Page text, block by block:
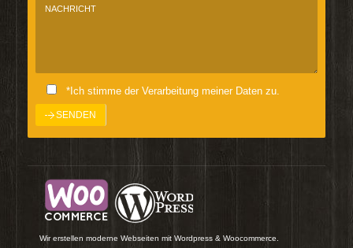
*Ich stimme der Verarbeitung meiner Daten zu.
Wir erstellen moderne Webseiten mit Wordpress & Woocommerce.